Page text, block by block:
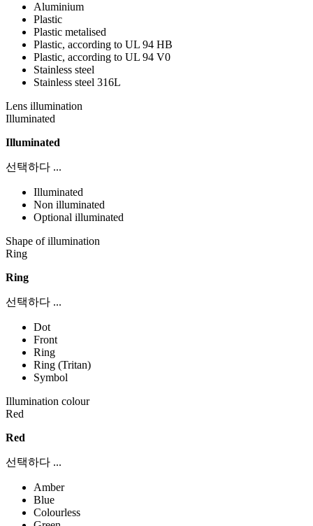
Aluminium
Plastic
Plastic metalised
Plastic, according to UL 94 HB
Plastic, according to UL 94 V0
Stainless steel
Stainless steel 316L
Lens illumination
Illuminated
Illuminated
선택하다 ...
Illuminated
Non illuminated
Optional illuminated
Shape of illumination
Ring
Ring
선택하다 ...
Dot
Front
Ring
Ring (Tritan)
Symbol
Illumination colour
Red
Red
선택하다 ...
Amber
Blue
Colourless